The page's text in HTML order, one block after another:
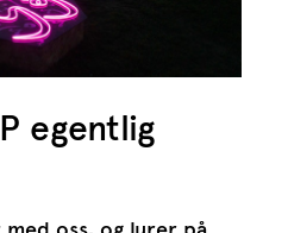
egentlig